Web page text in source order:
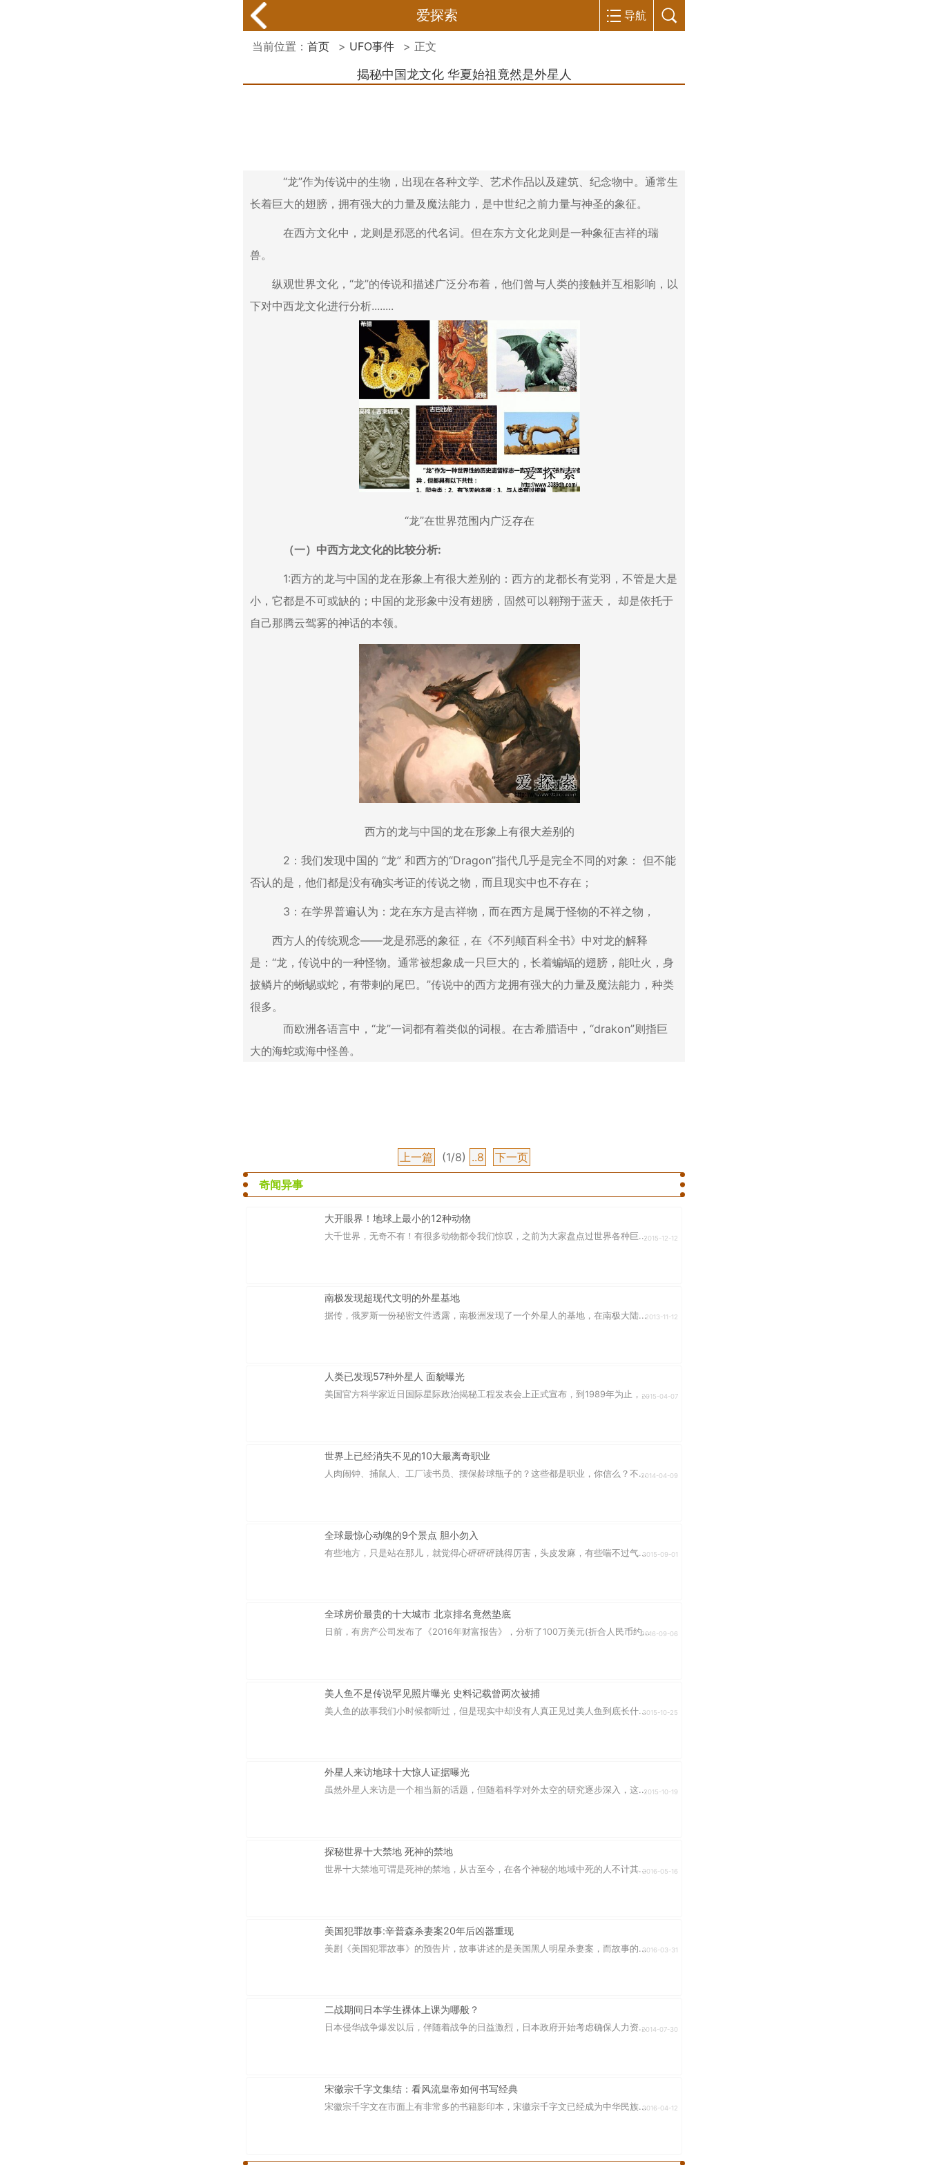
爱探索 导航
当前位置： 首页 > UFO事件 > 正文
揭秘中国龙文化 华夏始祖竟然是外星人
“龙”作为传说中的生物，出现在各种文学、艺术作品以及建筑、纪念物中。通常生
长着巨大的翅膀，拥有强大的力量及魔法能力，是中世纪之前力量与神圣的象征。
在西方文化中，龙则是邪恶的代名词。但在东方文化龙则是一种象征吉祥的瑞
兽。
纵观世界文化，“龙”的传说和描述广泛分布着，他们曾与人类的接触并互相影响，以
下对中西龙文化进行分析........
“龙”在世界范围内广泛存在
（一）中西方龙文化的比较分析:
1:西方的龙与中国的龙在形象上有很大差别的：西方的龙都长有党羽，不管是大是
小，它都是不可或缺的；中国的龙形象中没有翅膀，固然可以翱翔于蓝天， 却是依托于
自己那腾云驾雾的神话的本领。
西方的龙与中国的龙在形象上有很大差别的
2：我们发现中国的 “龙” 和西方的“Dragon”指代几乎是完全不同的对象： 但不能
否认的是，他们都是没有确实考证的传说之物，而且现实中也不存在；
3：在学界普遍认为：龙在东方是吉祥物，而在西方是属于怪物的不祥之物，
西方人的传统观念——龙是邪恶的象征，在《不列颠百科全书》中对龙的解释
是：“龙，传说中的一种怪物。通常被想象成一只巨大的，长着蝙蝠的翅膀，能吐火，身
披鳞片的蜥蜴或蛇，有带剌的尾巴。”传说中的西方龙拥有强大的力量及魔法能力，种类
很多。
而欧洲各语言中，“龙”一词都有着类似的词根。在古希腊语中，“drakon”则指巨
大的海蛇或海中怪兽。
上一篇 (1/8) ..8
下一页
奇闻异事
大开眼界！地球上最小的12种动物
大千世界，无奇不有！有很多动物都令我们惊叹，之前为大家盘点过世界各种巨...2015-12-12
南极发现超现代文明的外星基地
据传，俄罗斯一份秘密文件透露，南极洲发现了一个外星人的基地，在南极大陆...2013-11-12
人类已发现57种外星人 面貌曝光
美国官方科学家近日国际星际政治揭秘工程发表会上正式宣布，到1989年为止，...2015-04-07
世界上已经消失不见的10大最离奇职业
人肉闹钟、捕鼠人、工厂读书员、摆保龄球瓶子的？这些都是职业，你信么？不...2014-04-09
全球最惊心动魄的9个景点 胆小勿入
有些地方，只是站在那儿，就觉得心砰砰砰跳得厉害，头皮发麻，有些喘不过气...2015-09-01
全球房价最贵的十大城市 北京排名竟然垫底
日前，有房产公司发布了《2016年财富报告》，分析了100万美元(折合人民币约...2016-09-06
美人鱼不是传说罕见照片曝光 史料记载曾两次被捕
美人鱼的故事我们小时候都听过，但是现实中却没有人真正见过美人鱼到底长什...2015-10-25
外星人来访地球十大惊人证据曝光
虽然外星人来访是一个相当新的话题，但随着科学对外太空的研究逐步深入，这...2015-10-19
探秘世界十大禁地 死神的禁地
世界十大禁地可谓是死神的禁地，从古至今，在各个神秘的地域中死的人不计其...2016-05-16
美国犯罪故事:辛普森杀妻案20年后凶器重现
美剧《美国犯罪故事》的预告片，故事讲述的是美国黑人明星杀妻案，而故事的...2016-03-31
二战期间日本学生裸体上课为哪般？
日本侵华战争爆发以后，伴随着战争的日益激烈，日本政府开始考虑确保人力资...2014-07-30
宋徽宗千字文集结：看风流皇帝如何书写经典
宋徽宗千字文在市面上有非常多的书籍影印本，宋徽宗千字文已经成为中华民族...2016-04-12